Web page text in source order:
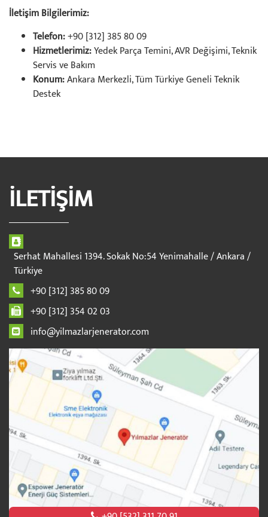
İletişim Bilgilerimiz:
Telefon:+90 [312] 385 80 09
Hizmetlerimiz:Yedek Parça Temini, AVR Değişimi, Teknik
Servis ve Bakım
Konum:Ankara Merkezli, Tüm Türkiye Geneli Teknik
Destek
İLETİŞİM
Serhat Mahallesi 1394. Sokak No:54 Yenimahalle / Ankara /
Türkiye
+90 [312] 385 80 09
+90 [312] 354 02 03
info@yilmazlarjenerator.com